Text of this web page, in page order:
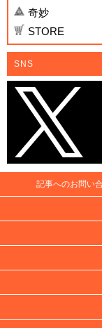
奇妙
STORE
SNS
記事へのお問い